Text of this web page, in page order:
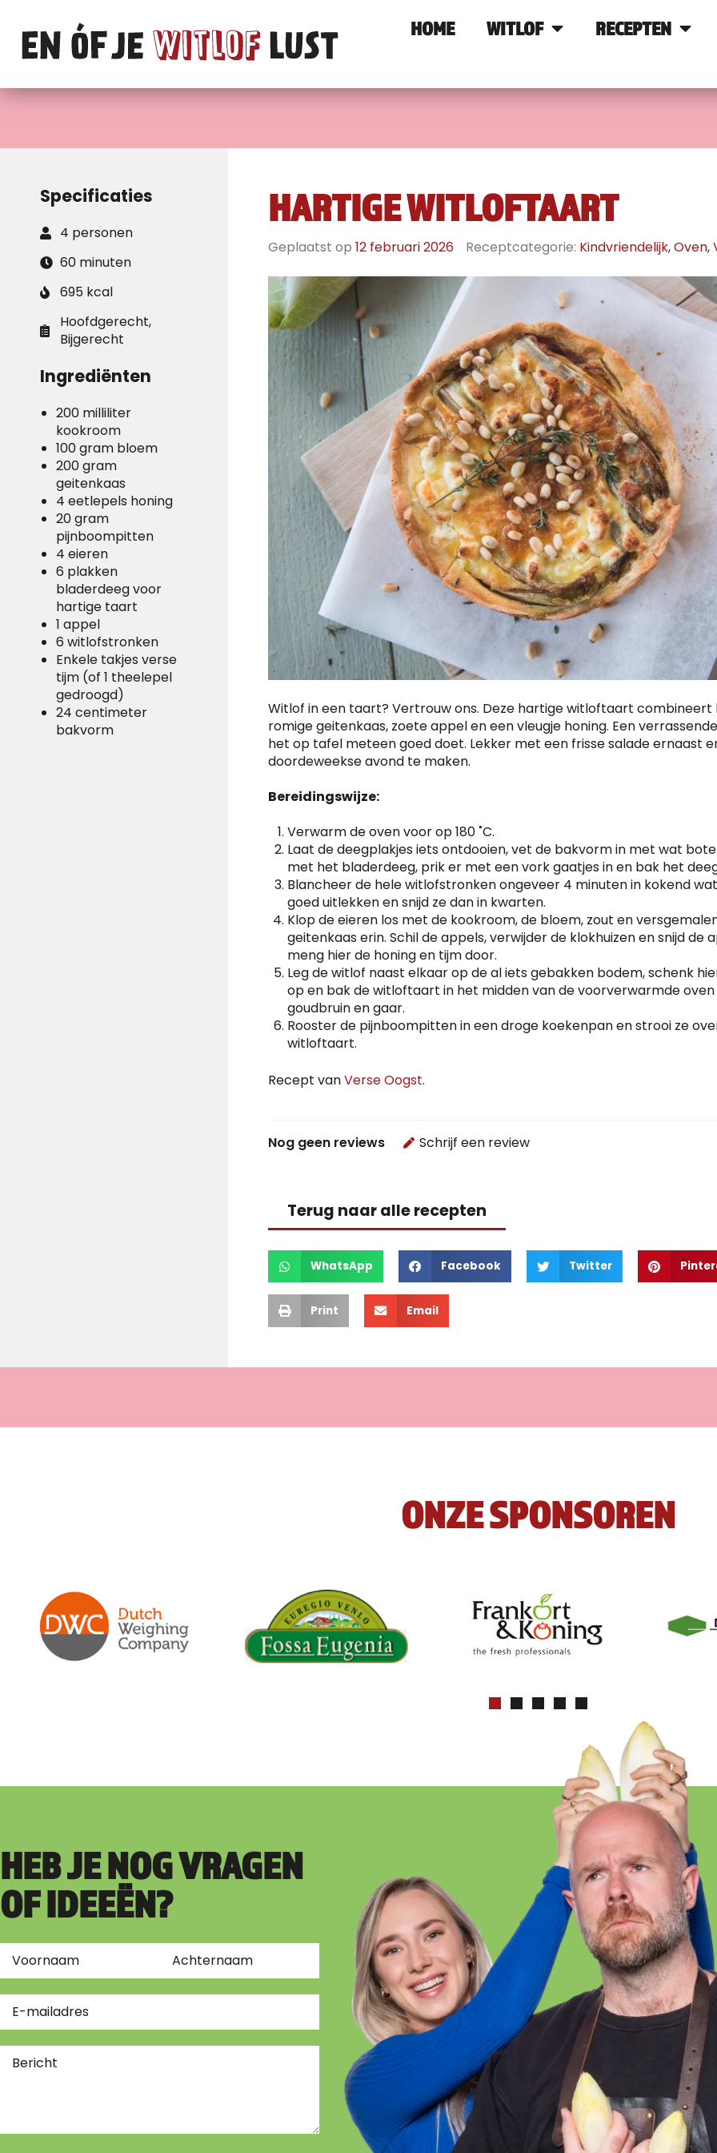
HOME WITLOF RECEPTEN
Specificaties
4 personen
60 minuten
695 kcal
Hoofdgerecht,
Bijgerecht
Ingrediënten
200 milliliter
kookroom
100 gram bloem
200 gram
geitenkaas
4 eetlepels honing
20 gram
pijnboompitten
4 eieren
6 plakken
bladerdeeg voor
hartige taart
1 appel
6 witlofstronken
Enkele takjes verse
tijm (of 1 theelepel
gedroogd)
24 centimeter
bakvorm
HARTIGE WITLOFTAART
Geplaatst op 12 februari 2026 Receptcategorie: Kindvriendelijk,Oven,
Witlof in een taart? Vertrouw ons. Deze hartige witloftaart
romige geitenkaas, zoete appel en een vleugje honing. Een
het op tafel meteen goed doet. Lekker met een frisse salade ernaast
doordeweekse avond te maken.
Bereidingswijze:
Verwarm de oven voor op 180 ˚C.
Laat de deegplakjes iets ontdooien, vet de bakvorm in met wat
met het bladerdeeg, prik er met een vork gaatjes in en bak het
Blancheer de hele witlofstronken ongeveer 4 minuten in kokend
goed uitlekken en snijd ze dan in kwarten.
Klop de eieren los met de kookroom, de bloem, zout en
geitenkaas erin. Schil de appels, verwijder de klokhuizen en snijd de
meng hier de honing en tijm door.
Leg de witlof naast elkaar op de al iets gebakken bodem, schenk
op en bak de witloftaart in het midden van de voorverwarmde
goudbruin en gaar.
Rooster de pijnboompitten in een droge koekenpan en strooi ze
witloftaart.
Recept vanVerse Oogst.
Nog geen reviews Schrijf een review
Terug naar alle recepten
WhatsApp Facebook Twitter
Print Email
ONZE SPONSOREN
HEB JE NOG VRAGEN
OF IDEEËN?